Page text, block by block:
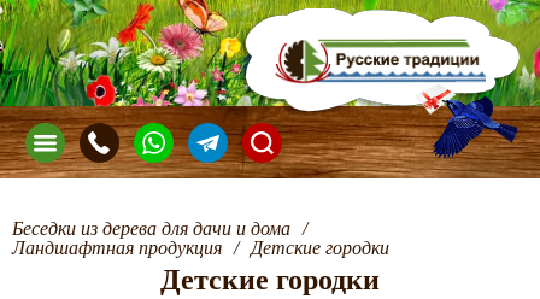
Беседки из дерева для дачи и дома /
Ландшафтная продукция / Детские городки
Детские городки